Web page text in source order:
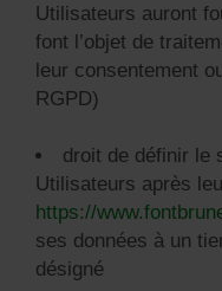
Utilisateurs auront
font l’objet de
leur consentement
RGPD)
droit de définir le
Utilisateurs après
https://
ses données à un
désigné